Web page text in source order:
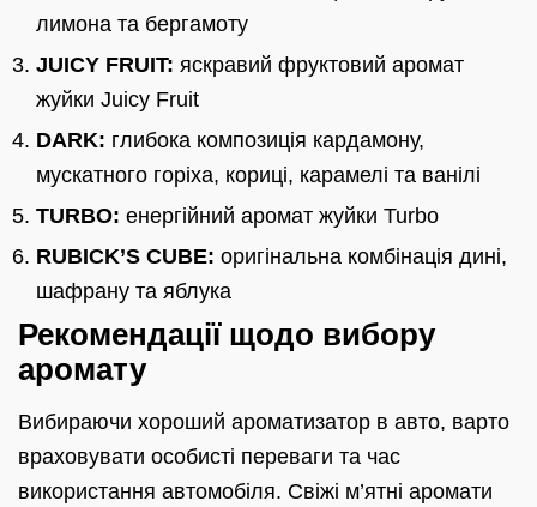
лимона та бергамоту
JUICY FRUIT: яскравий фруктовий аромат
жуйки Juicy Fruit
DARK: глибока композиція кардамону,
мускатного горіха, кориці, карамелі та ванілі
TURBO: енергійний аромат жуйки Turbo
RUBICK’S CUBE: оригінальна комбінація дині,
шафрану та яблука
Рекомендації щодо вибору
аромату
Вибираючи хороший ароматизатор в авто, варто
враховувати особисті переваги та час
використання автомобіля. Свіжі м’ятні аромати